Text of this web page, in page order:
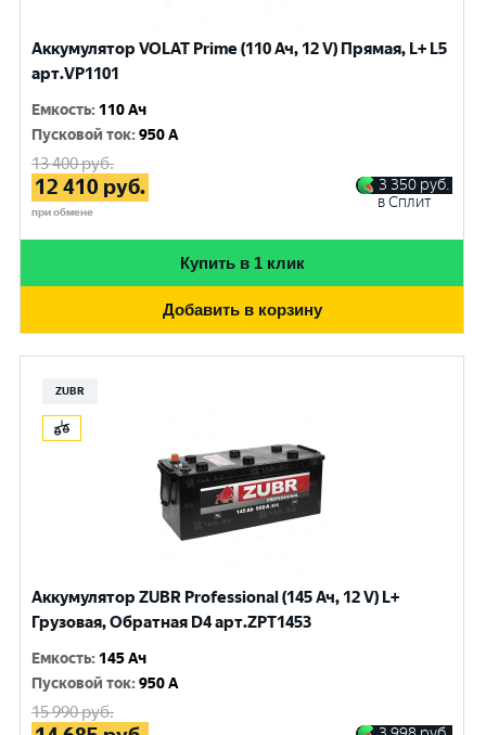
Аккумулятор VOLAT Prime (110 Ач, 12 V) Прямая, L+ L5
арт.VP1101
Емкость: 110 Ач
Пусковой ток:950 A
13 400руб.
12 410 руб.
при обмене
3 350 руб.
в Сплит
Купить в 1 клик
Добавить в корзину
ZUBR
Аккумулятор ZUBR Professional (145 Ач, 12 V) L+
Грузовая, Обратная D4 арт.ZPT1453
Емкость: 145 Ач
Пусковой ток:950 A
15 990руб.